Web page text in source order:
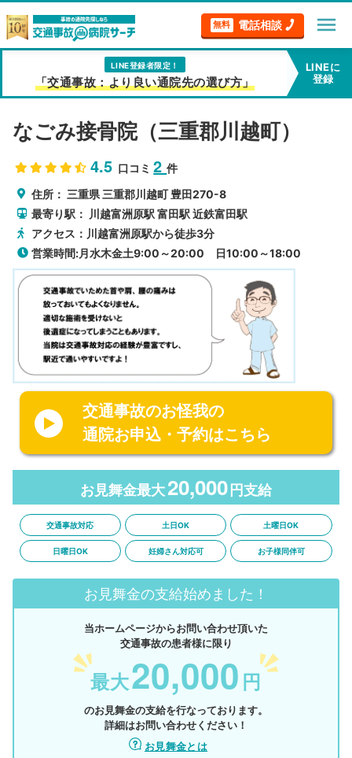
無料 電話相談 menu
LINE登録者限定！
「交通事故：より良い通院先の選び方」
LINEに
登録
なごみ接骨院（三重郡川越町）
4.5 口コミ2件
住所： 三重県 三重郡川越町 豊田270-8
最寄り駅： 川越富洲原駅 富田駅 近鉄富田駅
アクセス：川越富洲原駅から徒歩3分
営業時間:月水木金土9:00～20:00 日10:00～18:00
交通事故のお怪我の
通院お申込・予約はこちら
お見舞金最大20,000 円支給
交通事故対応 土日OK 土曜日OK
日曜日OK 妊婦さん対応可 お子様同伴可
お見舞金の支給始めました！
当ホームページからお問い合わせ頂いた
交通事故の患者様に限り
最大20,000 円
のお見舞金の支給を行なっております。
詳細はお問い合わせください！
お見舞金とは